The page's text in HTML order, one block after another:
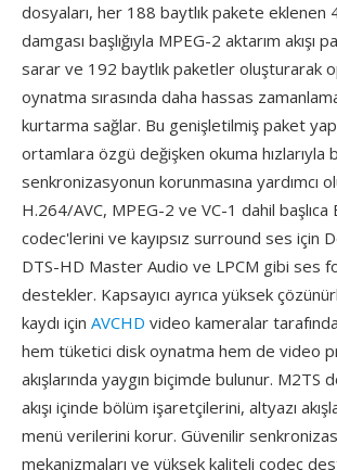
dosyaları, her 188 baytlık pakete eklenen
damgası başlığıyla MPEG-2 aktarım akışı
sarar ve 192 baytlık paketler oluşturarak
oynatma sırasında daha hassas
kurtarma sağlar. Bu genişletilmiş paket
ortamlara özgü değişken okuma hızlarıyla
senkronizasyonun korunmasına yardımcı
H.264/AVC, MPEG-2 ve VC-1 dahil
codec'lerini ve kayıpsız surround ses için
DTS-HD Master Audio ve LPCM gibi ses
destekler. Kapsayıcı ayrıca yüksek
kaydı için AVCHD video kameralar
hem tüketici disk oynatma hem de video
akışlarında yaygın biçimde bulunur. M2TS
akışı içinde bölüm işaretçilerini, altyazı
menü verilerini korur. Güvenilir
mekanizmaları ve yüksek kaliteli codec